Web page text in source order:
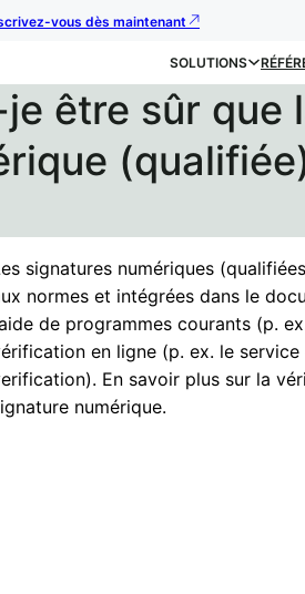
vous dès maintenant
SOLUTIONS
être sûr que
signatures numériques
normes et intégrées dans le
de programmes courants (p.
en ligne (p. ex. le
En savoir plus sur la
numérique.